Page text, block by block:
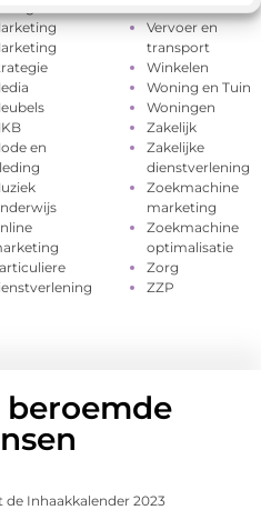
en
Vervoer en
transport
Winkelen
Woning en Tuin
Woningen
Zakelijk
Zakelijke
dienstverlening
Zoekmachine
marketing
Zoekmachine
optimalisatie
Zorg
ZZP
beroemde
Inhaakkalender 2023